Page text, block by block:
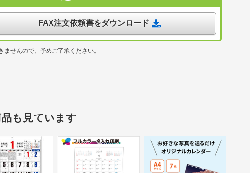
FAX注文依頼書をダウンロード
せんので、予めご了承ください。
も見ています